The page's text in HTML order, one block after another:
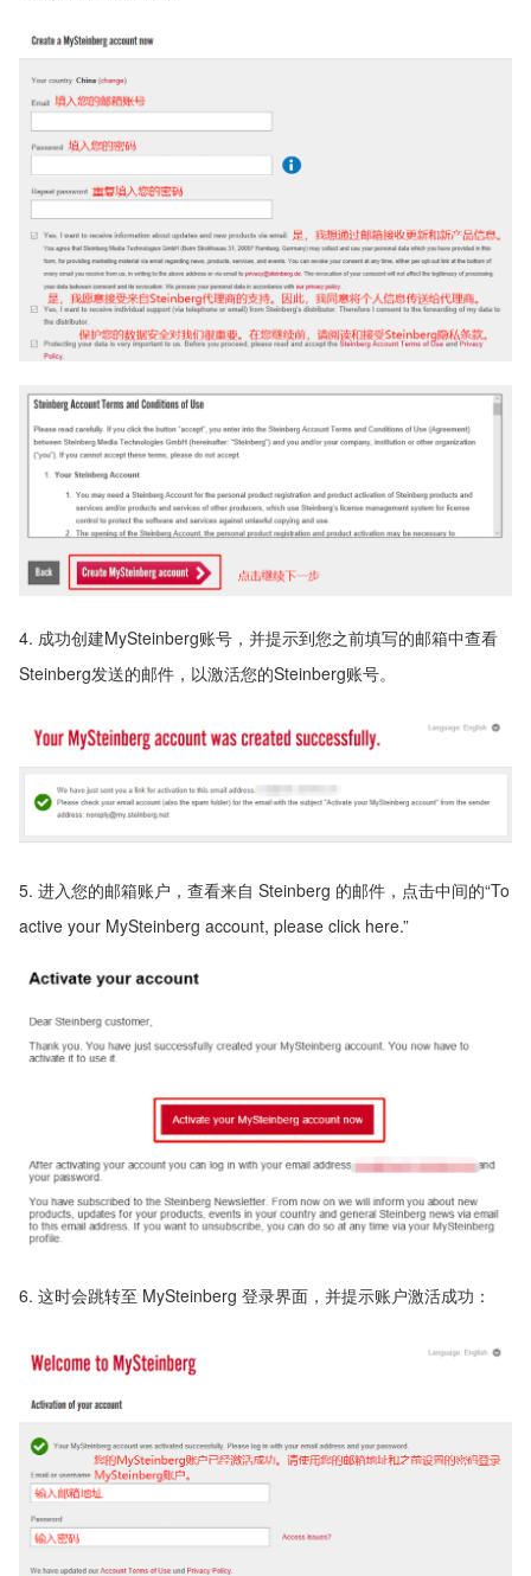
4. 成功创建MySteinberg账号，并提示到您之前填写的邮箱中查看
Steinberg发送的邮件，以激活您的Steinberg账号。
5. 进入您的邮箱账户，查看来自 Steinberg 的邮件，点击中间的“To
active your MySteinberg account, please click here.”
6. 这时会跳转至 MySteinberg 登录界面，并提示账户激活成功：